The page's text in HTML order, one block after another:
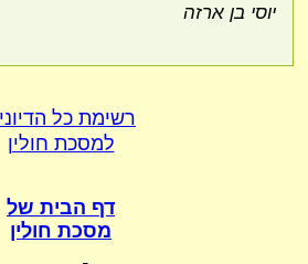
יוסי בן ארזה
רשימת כל
למסכת חולין
דף הבית של
מסכת חולין